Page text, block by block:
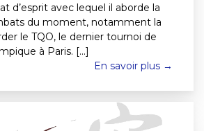
d’esprit avec lequel il aborde la
du moment, notamment la
le TQO, le dernier tournoi de
à Paris. [...]
En savoir plus →